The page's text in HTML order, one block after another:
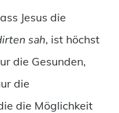
Jesus die
sah, ist höchst
die Gesunden,
die
die Möglichkeit